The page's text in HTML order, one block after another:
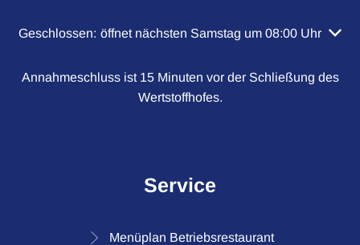
Klicken, um weitere Öffnungs- oder Schließzeiten
Geschlossen: öffnet nächsten Samstag um 08:00 Uhr
Annahmeschluss ist 15 Minuten vor der Schließung des
Wertstoffhofes.
Service
Menüplan Betriebsrestaurant